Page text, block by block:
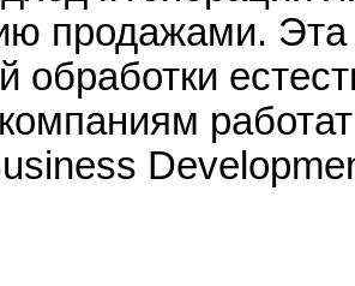
продажами.
обработки